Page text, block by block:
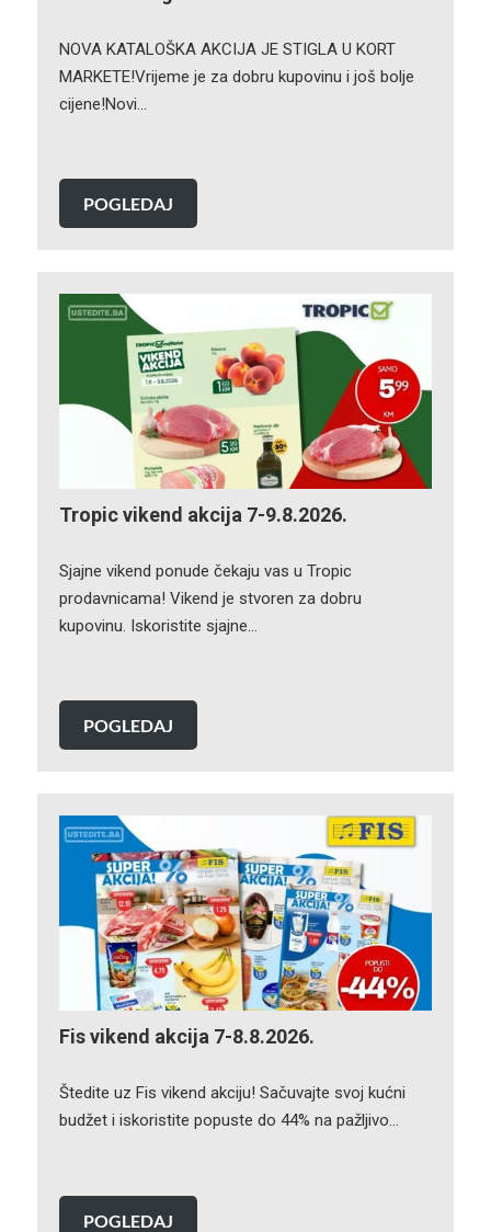
NOVA KATALOŠKA AKCIJA JE STIGLA U KORT
MARKETE!Vrijeme je za dobru kupovinu i još bolje
cijene!Novi…
POGLEDAJ
Tropic vikend akcija 7-9.8.2026.
Sjajne vikend ponude čekaju vas u Tropic
prodavnicama! Vikend je stvoren za dobru
kupovinu. Iskoristite sjajne…
POGLEDAJ
Fis vikend akcija 7-8.8.2026.
Štedite uz Fis vikend akciju! Sačuvajte svoj kućni
budžet i iskoristite popuste do 44% na pažljivo…
POGLEDAJ